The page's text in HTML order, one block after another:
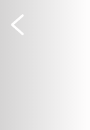
Précédent